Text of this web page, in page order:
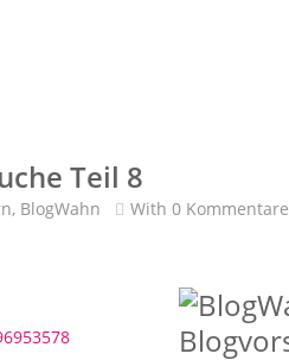
Teil 8
, BlogWahn With 0 Kommentare